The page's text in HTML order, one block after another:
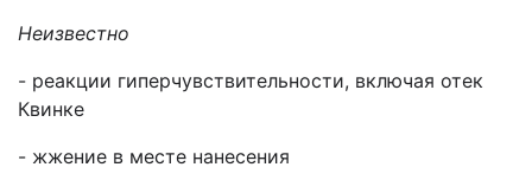
Неизвестно
- реакции гиперчувствительности, включая отек
Квинке
- жжение в месте нанесения